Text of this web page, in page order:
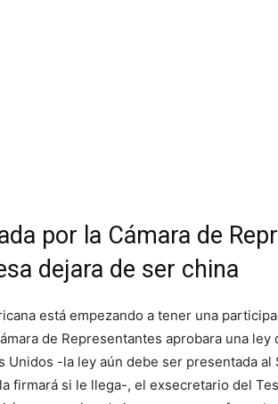
por la Cámara de
dejara de ser china
está empezando a tener una
de Representantes aprobara una
Unidos -la ley aún debe ser presentada
firmará si le llega-, el exsecretario del